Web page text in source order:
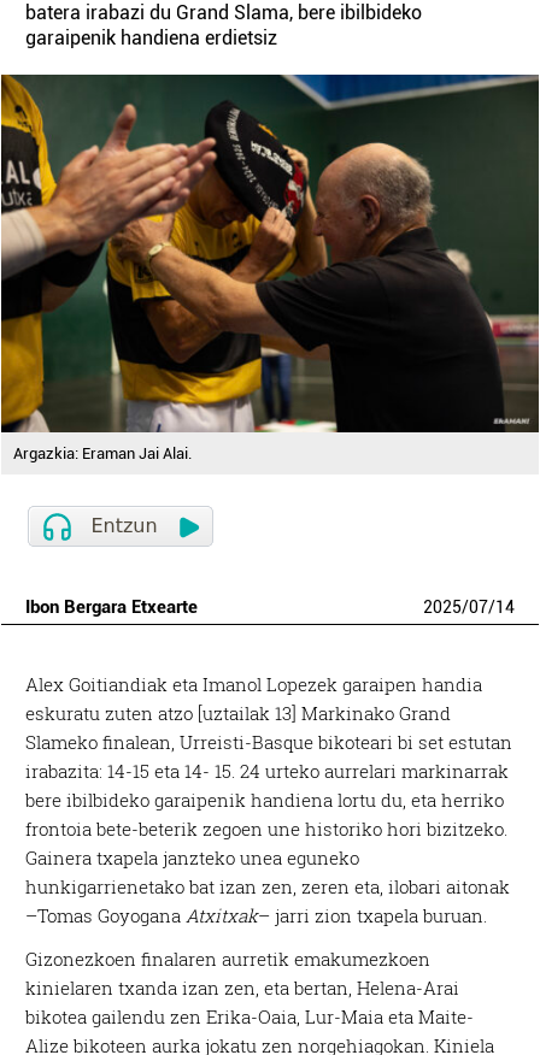
batera irabazi du Grand Slama, bere ibilbideko
garaipenik handiena erdietsiz
Argazkia: Eraman Jai Alai.
Ibon Bergara Etxearte 2025/07/14
Alex Goitiandiak eta Imanol Lopezek garaipen handia
eskuratu zuten atzo [uztailak 13] Markinako Grand
Slameko finalean, Urreisti-Basque bikoteari bi set estutan
irabazita: 14-15 eta 14- 15. 24 urteko aurrelari markinarrak
bere ibilbideko garaipenik handiena lortu du, eta herriko
frontoia bete-beterik zegoen une historiko hori bizitzeko.
Gainera txapela janzteko unea eguneko
hunkigarrienetako bat izan zen, zeren eta, ilobari aitonak
–Tomas GoyoganaAtxitxak– jarri zion txapela buruan.
Gizonezkoen finalaren aurretik emakumezkoen
kinielaren txanda izan zen, eta bertan, Helena-Arai
bikotea gailendu zen Erika-Oaia, Lur-Maia eta Maite-
Alize bikoteen aurka jokatu zen norgehiagokan. Kiniela